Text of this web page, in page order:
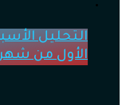
التحليل
الأول من